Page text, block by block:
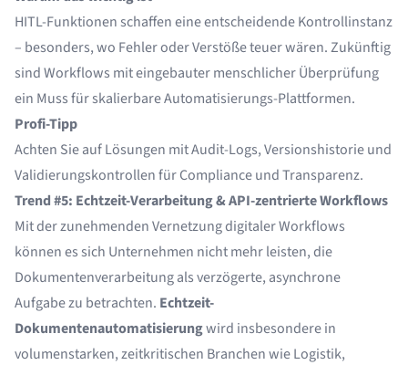
HITL-Funktionen schaffen eine entscheidende Kontrollinstanz
– besonders, wo Fehler oder Verstöße teuer wären. Zukünftig
sind Workflows mit eingebauter menschlicher Überprüfung
ein Muss für skalierbare Automatisierungs-Plattformen.
Profi-Tipp
Achten Sie auf Lösungen mit Audit-Logs, Versionshistorie und
Validierungskontrollen für Compliance und Transparenz.
Trend #5: Echtzeit-Verarbeitung & API-zentrierte Workflows
Mit der zunehmenden Vernetzung digitaler Workflows
können es sich Unternehmen nicht mehr leisten, die
Dokumentenverarbeitung als verzögerte, asynchrone
Aufgabe zu betrachten. Echtzeit-
Dokumentenautomatisierungwird insbesondere in
volumenstarken, zeitkritischen Branchen wie Logistik,